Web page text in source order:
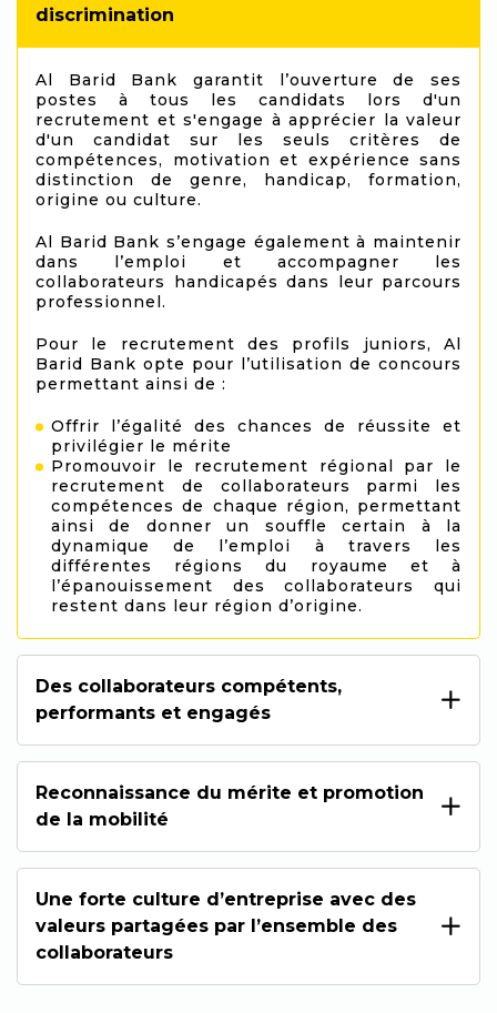
discrimination
Al Barid Bank garantit l’ouverture de ses
postes à tous les candidats lors d'un
recrutement et s'engage à apprécier la valeur
d'un candidat sur les seuls critères de
compétences, motivation et expérience sans
distinction de genre, handicap, formation,
origine ou culture.
Al Barid Bank s’engage également à maintenir
dans l’emploi et accompagner les
collaborateurs handicapés dans leur parcours
professionnel.
Pour le recrutement des profils juniors, Al
Barid Bank opte pour l’utilisation de concours
permettant ainsi de :
Offrir l’égalité des chances de réussite et
privilégier le mérite
Promouvoir le recrutement régional par le
recrutement de collaborateurs parmi les
compétences de chaque région, permettant
ainsi de donner un souffle certain à la
dynamique de l’emploi à travers les
différentes régions du royaume et à
l’épanouissement des collaborateurs qui
restent dans leur région d’origine.
Des collaborateurs compétents,
performants et engagés
Reconnaissance du mérite et promotion
de la mobilité
Une forte culture d’entreprise avec des
valeurs partagées par l’ensemble des
collaborateurs